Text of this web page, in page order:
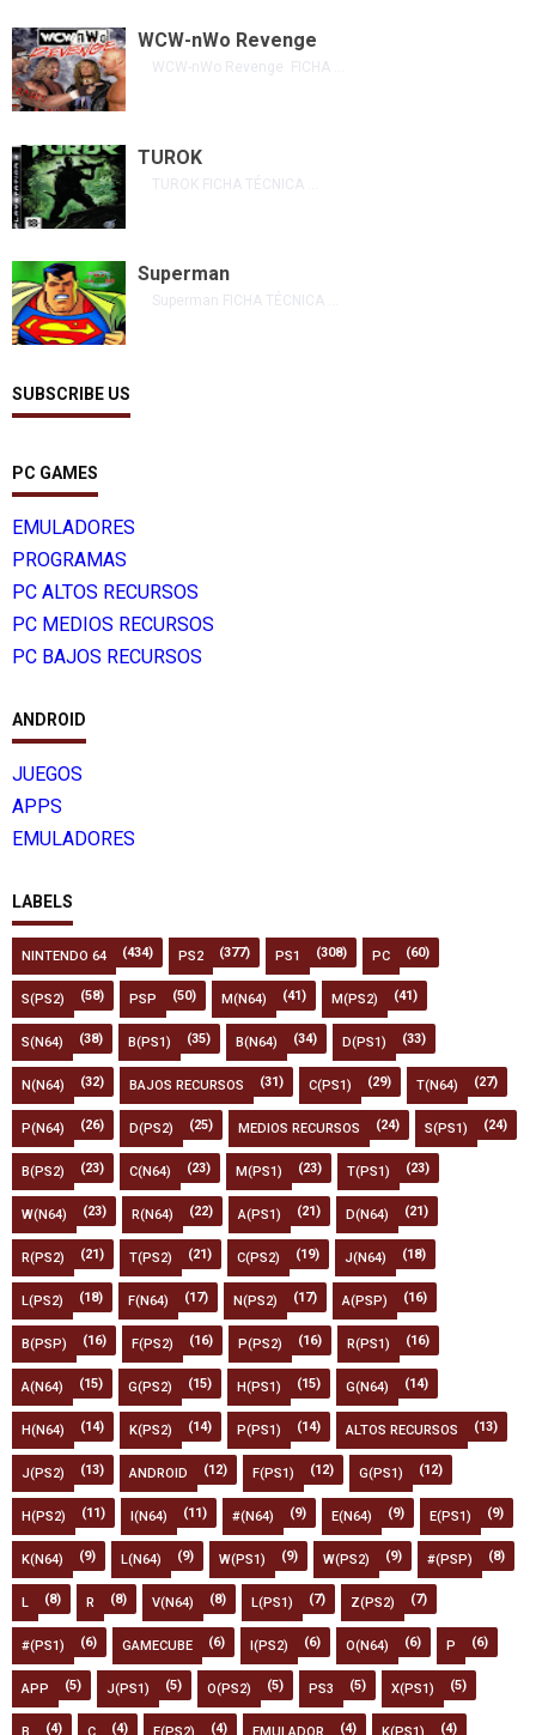
WCW-nWo Revenge
WCW-nWo Revenge FICHA ...
TUROK
TUROK FICHA TÉCNICA ...
Superman
Superman FICHA TÉCNICA ...
SUBSCRIBE US
PC GAMES
EMULADORES
PROGRAMAS
PC ALTOS RECURSOS
PC MEDIOS RECURSOS
PC BAJOS RECURSOS
ANDROID
JUEGOS
APPS
EMULADORES
LABELS
NINTENDO 64 (434) PS2 (377) PS1 (308) PC (60)
S(PS2) (58) PSP (50) M(N64) (41) M(PS2) (41)
S(N64) (38) B(PS1) (35) B(N64) (34) D(PS1) (33)
N(N64) (32) BAJOS RECURSOS (31) C(PS1) (29) T(N64) (27)
P(N64) (26) D(PS2) (25) MEDIOS RECURSOS (24) S(PS1) (24)
B(PS2) (23) C(N64) (23) M(PS1) (23) T(PS1) (23)
W(N64) (23) R(N64) (22) A(PS1) (21) D(N64) (21)
R(PS2) (21) T(PS2) (21) C(PS2) (19) J(N64) (18)
L(PS2) (18) F(N64) (17) N(PS2) (17) A(PSP) (16)
B(PSP) (16) F(PS2) (16) P(PS2) (16) R(PS1) (16)
A(N64) (15) G(PS2) (15) H(PS1) (15) G(N64) (14)
H(N64) (14) K(PS2) (14) P(PS1) (14) ALTOS RECURSOS (13)
J(PS2) (13) ANDROID (12) F(PS1) (12) G(PS1) (12)
H(PS2) (11) I(N64) (11) #(N64) (9) E(N64) (9) E(PS1) (9)
K(N64) (9) L(N64) (9) W(PS1) (9) W(PS2) (9) #(PSP) (8)
L (8) R (8) V(N64) (8) L(PS1) (7) Z(PS2) (7)
#(PS1) (6) GAMECUBE (6) I(PS2) (6) O(N64) (6) P (6)
APP (5) J(PS1) (5) O(PS2) (5) PS3 (5) X(PS1) (5)
(4) (4) (4) (4) (4)